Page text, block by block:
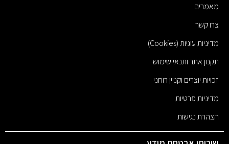
מאמרים
צרו קשר
מדיניות עוגיות (Cookies)
תקנון אתר ותנאי שימוש
זכויות יוצרים וקניין רוחני
מדיניות פרטיות
הצהרת נגישות